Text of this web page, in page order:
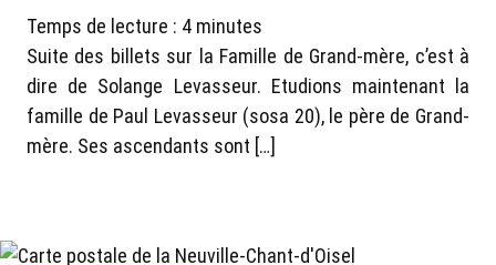
Temps de lecture : 4 minutes
Suite des billets sur la Famille de Grand-mère, c’est à
dire de Solange Levasseur. Etudions maintenant la
famille de Paul Levasseur (sosa 20), le père de Grand-
mère. Ses ascendants sont […]